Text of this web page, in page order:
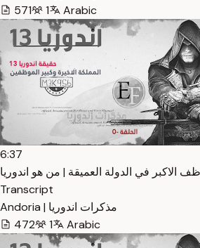
571
1 Arabic
6:37
الاكبر في الدولة العميقة | من هو اندوريا —
Transcript
Andoria | مذكرات اندوريا
472
1 Arabic